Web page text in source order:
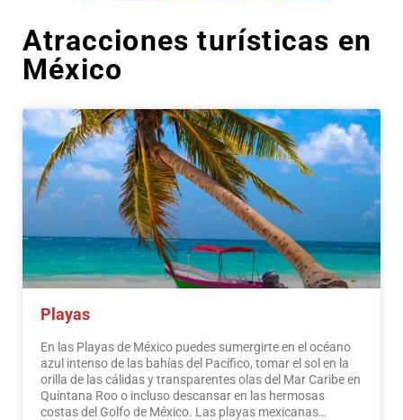
Atracciones turísticas en
México
Playas
En las Playas de México puedes sumergirte en el océano
azul intenso de las bahías del Pacífico, tomar el sol en la
orilla de las cálidas y transparentes olas del Mar Caribe en
Quintana Roo o incluso descansar en las hermosas
costas del Golfo de México. Las playas mexicanas